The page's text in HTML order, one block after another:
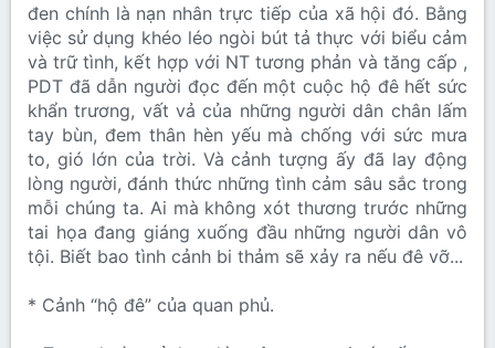
đen chính là nạn nhân trực tiếp của xã hội đó. Bằng
việc sử dụng khéo léo ngòi bút tả thực với biểu cảm
và trữ tình, kết hợp với NT tương phản và tăng cấp ,
PDT đã dẫn người đọc đến một cuộc hộ đê hết sức
khẩn trương, vất vả của những người dân chân lấm
tay bùn, đem thân hèn yếu mà chống với sức mưa
to, gió lớn của trời. Và cảnh tượng ấy đã lay động
lòng người, đánh thức những tình cảm sâu sắc trong
mỗi chúng ta. Ai mà không xót thương trước những
tai họa đang giáng xuống đầu những người dân vô
tội. Biết bao tình cảnh bi thảm sẽ xảy ra nếu đê vỡ...
* Cảnh “hộ đê” của quan phủ.